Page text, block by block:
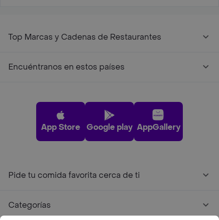
Top Marcas y Cadenas de Restaurantes
Encuéntranos en estos países
App Store Google play AppGallery
Pide tu comida favorita cerca de ti
Categorías